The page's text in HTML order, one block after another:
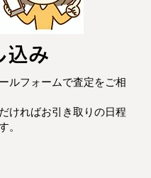
込み
ルフォームで査定をご相
ければお引き取りの日程
。